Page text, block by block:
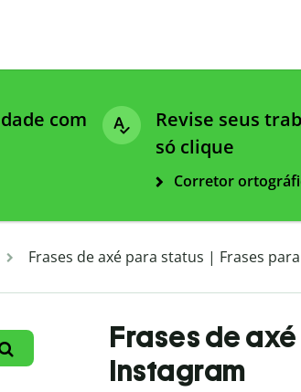
com
Revise seus
só clique
Corretor
Frases de axé para status | Frases
​​Frases de
Instagram